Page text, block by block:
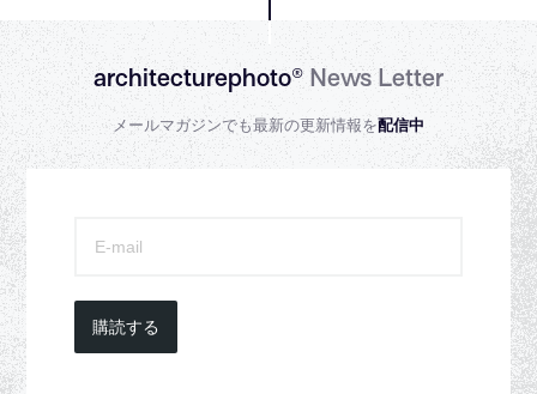
architecturephoto®News Letter
メールマガジンでも最新の更新情報を配信中
購読する